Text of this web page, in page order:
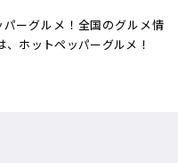
ーグルメ！全国のグルメ情
ホットペッパーグルメ！